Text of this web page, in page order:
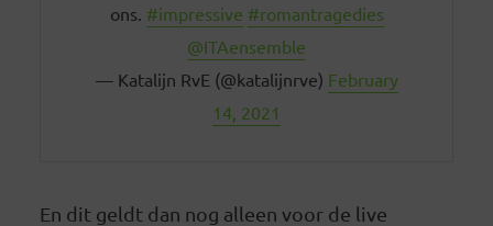
ons. #impressive #romantragedies
@ITAensemble
— Katalijn RvE (@katalijnrve) February
14, 2021
En dit geldt dan nog alleen voor de live